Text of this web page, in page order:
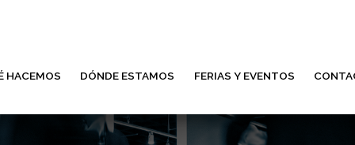
HACEMOS DÓNDE ESTAMOS FERIAS Y EVENTOS